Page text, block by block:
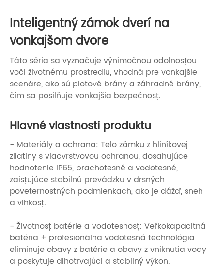
Inteligentný zámok dverí na
vonkajšom dvore
Táto séria sa vyznačuje výnimočnou odolnosťou
voči životnému prostrediu, vhodná pre vonkajšie
scenáre, ako sú plotové brány a záhradné brány,
čím sa posilňuje vonkajšia bezpečnosť.
Hlavné vlastnosti produktu
- Materiály a ochrana: Telo zámku z hliníkovej
zliatiny s viacvrstvovou ochranou, dosahujúce
hodnotenie IP65, prachotesné a vodotesné,
zaisťujúce stabilnú prevádzku v drsných
poveternostných podmienkach, ako je dážď, sneh
a vlhkosť.
- Životnosť batérie a vodotesnosť: Veľkokapacitná
batéria + profesionálna vodotesná technológia
eliminuje obavy z batérie a obavy z vniknutia vody
a poskytuje dlhotrvajúci a stabilný výkon.